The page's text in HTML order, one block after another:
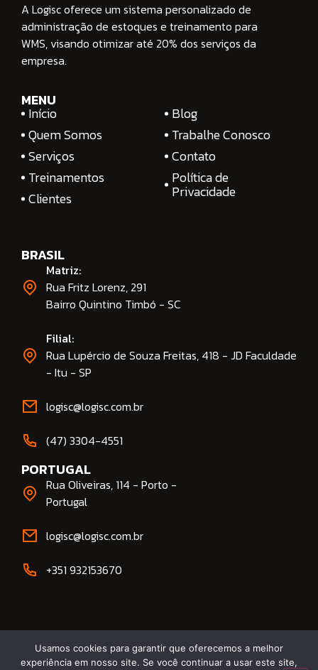
A Logisc oferece um sistema personalizado de
administração de estoques e treinamento para
WMS, visando otimizar até 20% dos serviços da
empresa.
MENU
Início
Quem Somos
Serviços
Treinamentos
Clientes
Blog
Trabalhe Conosco
Contato
Política de
Privacidade
BRASIL
Matriz:
Rua Fritz Lorenz, 291
Bairro Quintino Timbó - SC
Filial:
Rua Lupércio de Souza Freitas, 418 - JD Faculdade
- Itu - SP
logisc@logisc.com.br​
(47) 3304-4551​
PORTUGAL
Rua Oliveiras, 114 - Porto -
Portugal
logisc@logisc.com.br​
+351 932153670
Usamos cookies para garantir que oferecemos a melhor
experiência em nosso site. Se você continuar a usar este site,